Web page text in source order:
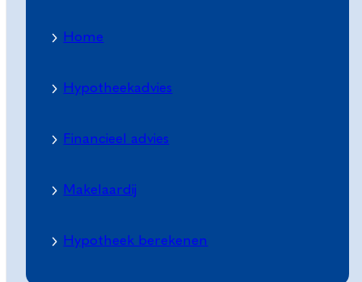
Home
Hypotheekadvies
Financieel advies
Makelaardij
Hypotheek berekenen